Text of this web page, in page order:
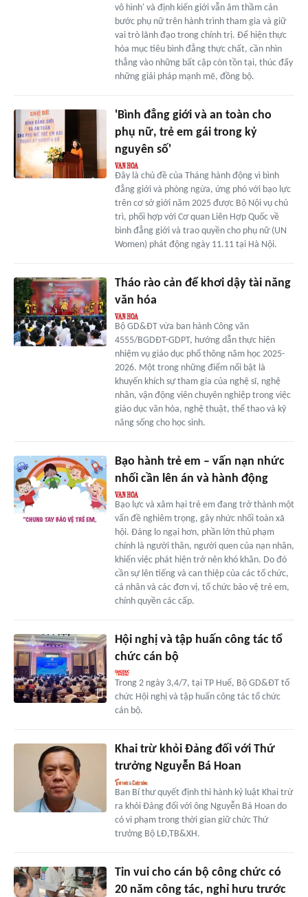
vô hình' và định kiến giới vẫn âm thầm cản
bước phụ nữ trên hành trình tham gia và giữ
vai trò lãnh đạo trong chính trị. Để hiện thực
hóa mục tiêu bình đẳng thực chất, cần nhìn
thẳng vào những bất cập còn tồn tại, thúc đẩy
những giải pháp mạnh mẽ, đồng bộ.
'Bình đẳng giới và an toàn cho
phụ nữ, trẻ em gái trong kỷ
nguyên số'
Đây là chủ đề của Tháng hành động vì bình
đẳng giới và phòng ngừa, ứng phó với bạo lực
trên cơ sở giới năm 2025 được Bộ Nội vụ chủ
trì, phối hợp với Cơ quan Liên Hợp Quốc về
bình đẳng giới và trao quyền cho phụ nữ (UN
Women) phát động ngày 11.11 tại Hà Nội.
Tháo rào cản để khơi dậy tài năng
văn hóa
Bộ GD&ĐT vừa ban hành Công văn
4555/BGDĐT-GDPT, hướng dẫn thực hiện
nhiệm vụ giáo dục phổ thông năm học 2025-
2026. Một trong những điểm nổi bật là
khuyến khích sự tham gia của nghệ sĩ, nghệ
nhân, vận động viên chuyên nghiệp trong việc
giáo dục văn hóa, nghệ thuật, thể thao và kỹ
năng sống cho học sinh.
Bạo hành trẻ em – vấn nạn nhức
nhối cần lên án và hành động
Bạo lực và xâm hại trẻ em đang trở thành một
vấn đề nghiêm trọng, gây nhức nhối toàn xã
hội. Đáng lo ngại hơn, phần lớn thủ phạm
chính là người thân, người quen của nạn nhân,
khiến việc phát hiện trở nên khó khăn. Do đó
cần sự lên tiếng và can thiệp của các tổ chức,
cá nhân và các đơn vị, tổ chức bảo vệ trẻ em,
chính quyền các cấp.
Hội nghị và tập huấn công tác tổ
chức cán bộ
Trong 2 ngày 3,4/7, tại TP Huế, Bộ GD&ĐT tổ
chức Hội nghị và tập huấn công tác tổ chức
cán bộ.
Khai trừ khỏi Đảng đối với Thứ
trưởng Nguyễn Bá Hoan
Ban Bí thư quyết định thi hành kỷ luật Khai trừ
ra khỏi Đảng đối với ông Nguyễn Bá Hoan do
có vi phạm trong thời gian giữ chức Thứ
trưởng Bộ LĐ,TB&XH.
Tin vui cho cán bộ công chức có
20 năm công tác, nghỉ hưu trước